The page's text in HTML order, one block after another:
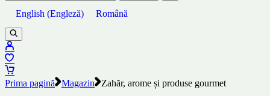
English (Engleză) Română
Prima pagină Magazin Zahăr, arome și produse gourmet